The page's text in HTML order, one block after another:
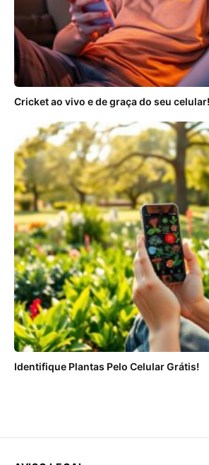
Cricket ao vivo e de graça do seu celular!
Identifique Plantas Pelo Celular Grátis!